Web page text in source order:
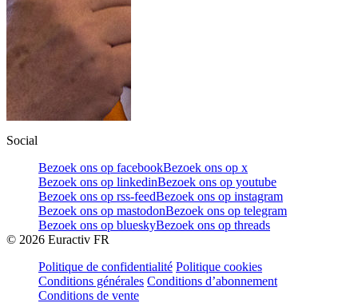
Social
Bezoek ons op facebookBezoek ons op x
Bezoek ons op linkedinBezoek ons op youtube
Bezoek ons op rss-feedBezoek ons op instagram
Bezoek ons op mastodonBezoek ons op telegram
Bezoek ons op blueskyBezoek ons op threads
© 2026 Euractiv FR
Politique de confidentialité Politique cookies
Conditions générales Conditions d’abonnement
Conditions de vente